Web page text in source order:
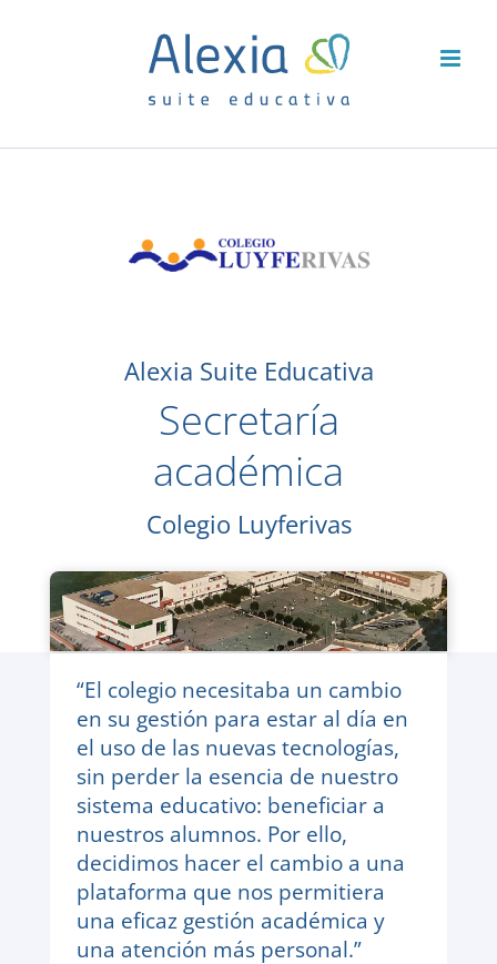
Alexia Suite Educativa
Secretaría
académica
Colegio Luyferivas
“El colegio necesitaba un cambio
en su gestión para estar al día en
el uso de las nuevas tecnologías,
sin perder la esencia de nuestro
sistema educativo: beneficiar a
nuestros alumnos. Por ello,
decidimos hacer el cambio a una
plataforma que nos permitiera
una eficaz gestión académica y
una atención más personal.”